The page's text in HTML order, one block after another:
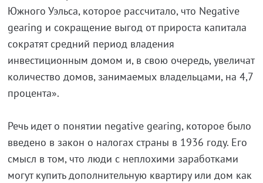
Южного Уэльса, которое рассчитало, что Negative
gearing и сокращение выгод от прироста капитала
сократят средний период владения
инвестиционным домом и, в свою очередь, увеличат
количество домов, занимаемых владельцами, на 4,7
процента».
Речь идет о понятии negative gearing, которое было
введено в закон о налогах страны в 1936 году. Его
смысл в том, что люди с неплохими заработками
могут купить дополнительную квартиру или дом как